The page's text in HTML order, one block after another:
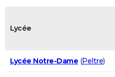
Lycée
Lycée Notre-Dame (Peltre)